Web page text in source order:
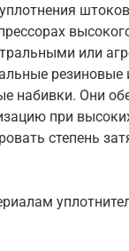
или
резиновые
набивки. Они
при
степень